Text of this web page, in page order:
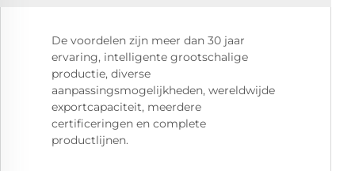
De voordelen zijn meer dan 30 jaar
ervaring, intelligente grootschalige
productie, diverse
aanpassingsmogelijkheden, wereldwijde
exportcapaciteit, meerdere
certificeringen en complete
productlijnen.